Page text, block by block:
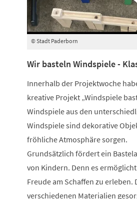
© Stadt Paderborn
Wir basteln Windspiele -
Innerhalb der Projektwoche
kreative Projekt „Windspiele
Windspiele aus den
Windspiele sind dekorative
fröhliche Atmosphäre sorgen.​
Grundsätzlich fördert ein
von Kindern. Denn es
Freude am Schaffen zu
verschiedenen Materialien